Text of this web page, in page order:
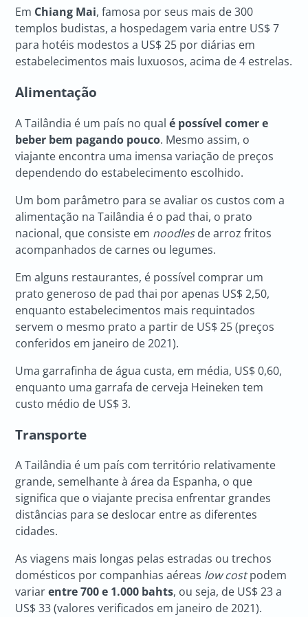
Em Chiang Mai, famosa por seus mais de 300
templos budistas, a hospedagem varia entre US$ 7
para hotéis modestos a US$ 25 por diárias em
estabelecimentos mais luxuosos, acima de 4 estrelas.
Alimentação
A Tailândia é um país no qualé possível comer e
beber bem pagando pouco. Mesmo assim, o
viajante encontra uma imensa variação de preços
dependendo do estabelecimento escolhido.
Um bom parâmetro para se avaliar os custos com a
alimentação na Tailândia é o pad thai, o prato
nacional, que consiste em noodlesde arroz fritos
acompanhados de carnes ou legumes.
Em alguns restaurantes, é possível comprar um
prato generoso de pad thai por apenas US$ 2,50,
enquanto estabelecimentos mais requintados
servem o mesmo prato a partir de US$ 25 (preços
conferidos em janeiro de 2021).
Uma garrafinha de água custa, em média, US$ 0,60,
enquanto uma garrafa de cerveja Heineken tem
custo médio de US$ 3.
Transporte
A Tailândia é um país com território relativamente
grande, semelhante à área da Espanha, o que
significa que o viajante precisa enfrentar grandes
distâncias para se deslocar entre as diferentes
cidades.
As viagens mais longas pelas estradas ou trechos
domésticos por companhias aéreas low costpodem
variarentre 700 e 1.000 bahts, ou seja, de US$ 23 a
US$ 33 (valores verificados em janeiro de 2021).